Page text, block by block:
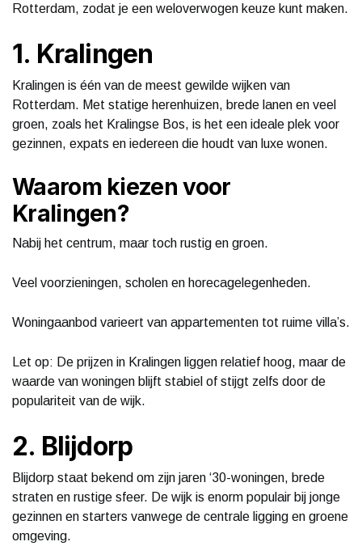
Rotterdam, zodat je een weloverwogen keuze kunt maken.
1. Kralingen
Kralingen is één van de meest gewilde wijken van
Rotterdam. Met statige herenhuizen, brede lanen en veel
groen, zoals het Kralingse Bos, is het een ideale plek voor
gezinnen, expats en iedereen die houdt van luxe wonen.
Waarom kiezen voor
Kralingen?
Nabij het centrum, maar toch rustig en groen.
Veel voorzieningen, scholen en horecagelegenheden.
Woningaanbod varieert van appartementen tot ruime villa’s.
Let op: De prijzen in Kralingen liggen relatief hoog, maar de
waarde van woningen blijft stabiel of stijgt zelfs door de
populariteit van de wijk.
2. Blijdorp
Blijdorp staat bekend om zijn jaren ‘30-woningen, brede
straten en rustige sfeer. De wijk is enorm populair bij jonge
gezinnen en starters vanwege de centrale ligging en groene
omgeving.